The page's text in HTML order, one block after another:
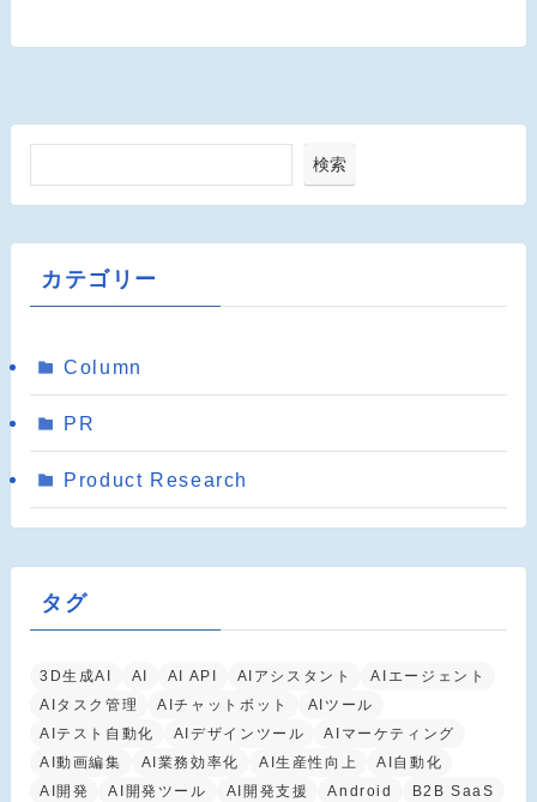
検索
カテゴリー
Column
PR
Product Research
タグ
3D生成AI AI AI API AIアシスタント
AIエージェント
AIタスク管理
AIチャットボット
AIツール
AIテスト自動化
AIデザインツール
AIマーケティング
AI動画編集
AI業務効率化 AI生産性向上
AI自動化
AI開発
AI開発ツール AI開発支援 Android
B2B SaaS